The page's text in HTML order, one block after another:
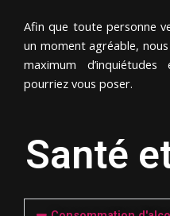
Afin que toute personne
un moment agréable,
maximum
pourriez vous poser.
Santé